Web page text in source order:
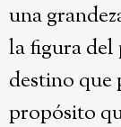
una
la figura del
destino que
propósito